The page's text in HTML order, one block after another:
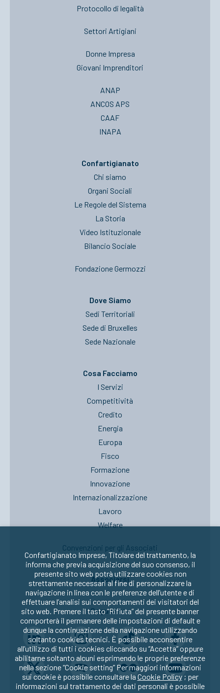
Protocollo di legalità
Settori Artigiani
Donne Impresa
Giovani Imprenditori
ANAP
ANCOS APS
CAAF
INAPA
Confartigianato
Chi siamo
Organi Sociali
Le Regole del Sistema
La Storia
Video Istituzionale
Bilancio Sociale
Fondazione Germozzi
Dove Siamo
Sedi Territoriali
Sede di Bruxelles
Sede Nazionale
Cosa Facciamo
I Servizi
Competitività
Credito
Energia
Europa
Fisco
Formazione
Innovazione
Internazionalizzazione
Lavoro
Welfare
Convenzioni per gli Associati
Associarsi
Seguici su:
Confartigianato Imprese, Titolare del trattamento, la
informa che previa acquisizione del suo consenso, il
presente sito web potrà utilizzare cookies non
strettamente necessari al fine di personalizzare la
navigazione in linea con le preferenze dell’utente e di
effettuare l’analisi sui comportamenti dei visitatori del
sito web. Premere il tasto “Rifiuta” del presente banner
comporterà il permanere delle impostazioni di default e
dunque la continuazione della navigazione utilizzando
soltanto cookies tecnici. È possibile acconsentire
all’utilizzo di tutti i cookies cliccando su “Accetta” oppure
abilitarne soltanto alcuni esprimendo le proprie preferenze
nella sezione “Cookie setting” Per maggiori informazioni
sui cookie è possibile consultare la Cookie Policy; per
informazioni sul trattamento dei dati personali è possibile